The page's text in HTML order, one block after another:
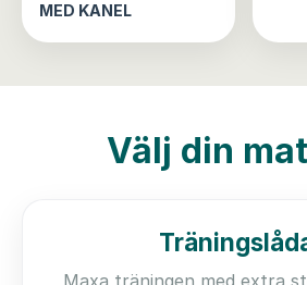
MED KANEL
Välj din
Maxa träningen med extra